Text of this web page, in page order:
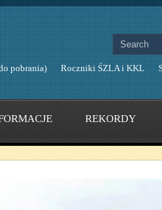
pobrania) Roczniki ŚZLA i KKL
REKORDY